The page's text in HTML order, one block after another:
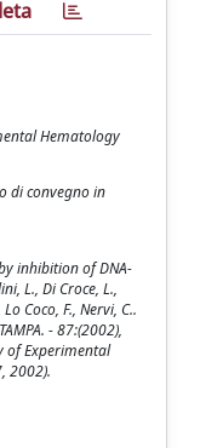
Hematology
di convegno in
inhibition of DNA-
L., Di Croce, L.,
Coco, F., Nervi, C..
- 87:(2002),
of Experimental
2002).